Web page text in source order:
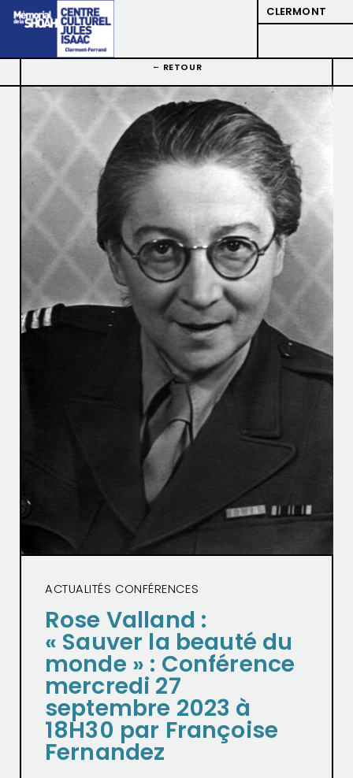
CLERMONT
RETOUR
ACTUALITÉS CONFÉRENCES
Rose Valland :
« Sauver la beauté du
monde » : Conférence
mercredi 27
septembre 2023 à
18H30 par Françoise
Fernandez